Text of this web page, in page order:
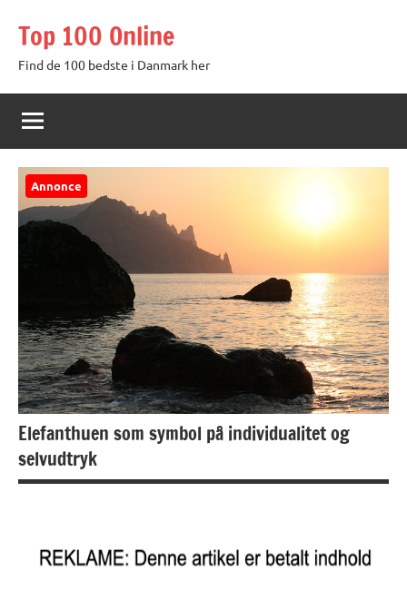
indhold
Top 100 Online
Find de 100 bedste i Danmark her
Annonce
Elefanthuen som symbol på individualitet og
selvudtryk